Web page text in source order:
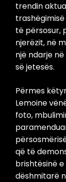
trendin
të përsosur,
njerëzit, në
një ndarje
së jetesës.
Përmes
Lemoine
foto,
që të
brishtësinë
dëshmitarë